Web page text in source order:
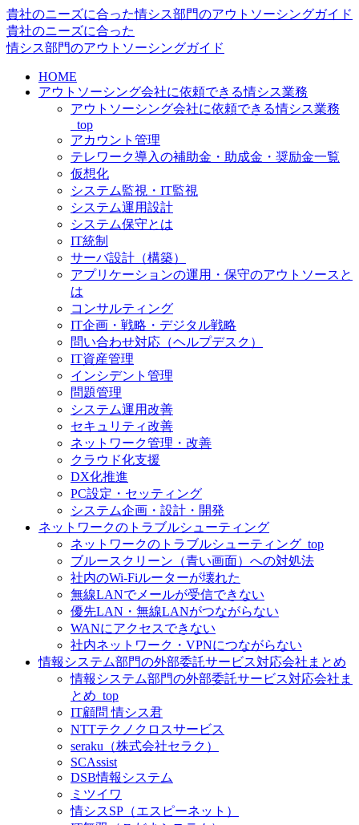
貴社のニーズに合った情シス部門のアウトソーシングガイド
貴社のニーズに合った
情シス部門のアウトソーシングガイド
HOME
アウトソーシング会社に依頼できる情シス業務
アウトソーシング会社に依頼できる情シス業務
_top
アカウント管理
テレワーク導入の補助金・助成金・奨励金一覧
仮想化
システム監視・IT監視
システム運用設計
システム保守とは
IT統制
サーバ設計（構築）
アプリケーションの運用・保守のアウトソースと
は
コンサルティング
IT企画・戦略・デジタル戦略
問い合わせ対応（ヘルプデスク）
IT資産管理
インシデント管理
問題管理
システム運用改善
セキュリティ改善
ネットワーク管理・改善
クラウド化支援
DX化推進
PC設定・セッティング
システム企画・設計・開発
ネットワークのトラブルシューティング
ネットワークのトラブルシューティング_top
ブルースクリーン（青い画面）への対処法
社内のWi-Fiルーターが壊れた
無線LANでメールが受信できない
優先LAN・無線LANがつながらない
WANにアクセスできない
社内ネットワーク・VPNにつながらない
情報システム部門の外部委託サービス対応会社まとめ
情報システム部門の外部委託サービス対応会社ま
とめ_top
IT顧問 情シス君
NTTテクノクロスサービス
seraku（株式会社セラク）
SCAssist
DSB情報システム
ミツイワ
情シスSP（エスピーネット）